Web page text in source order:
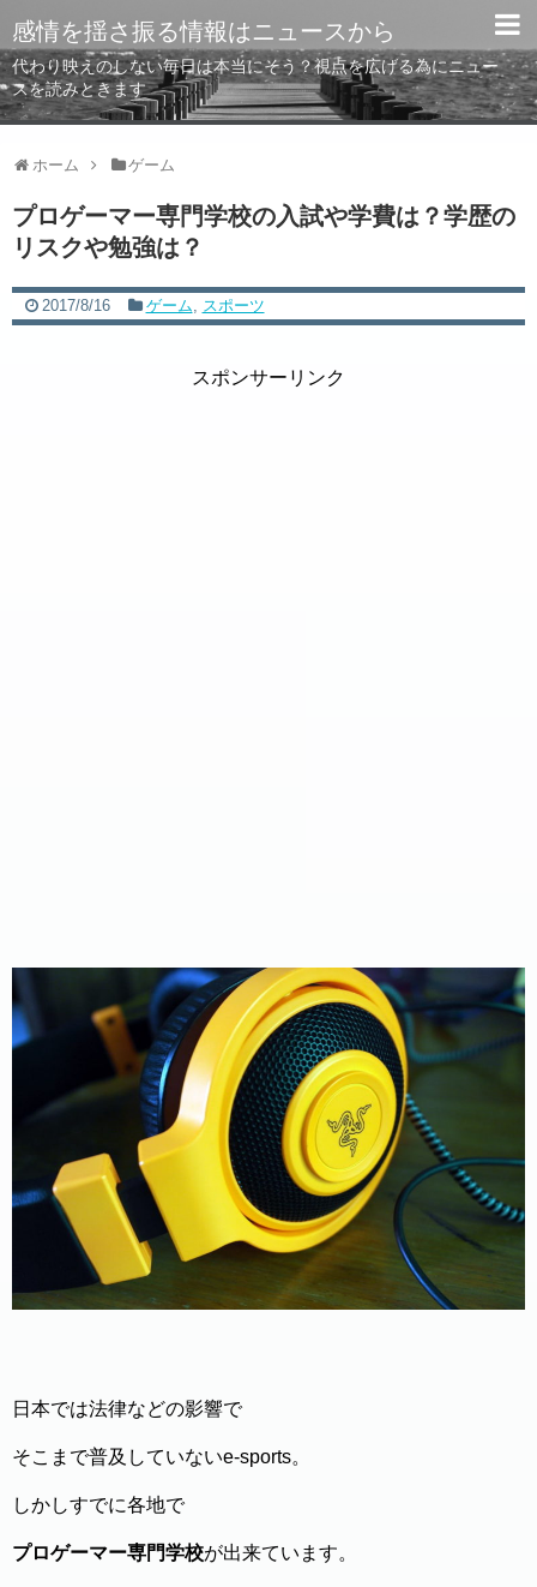
感情を揺さ振る情報はニュースから
代わり映えのしない毎日は本当にそう？視点を広げる為にニュー
スを読みときます
ホーム ゲーム
プロゲーマー専門学校の入試や学費は？学歴の
リスクや勉強は？
2017/8/16 ゲーム, スポーツ
スポンサーリンク
日本では法律などの影響で
そこまで普及していないe-sports。
しかしすでに各地で
プロゲーマー専門学校が出来ています。